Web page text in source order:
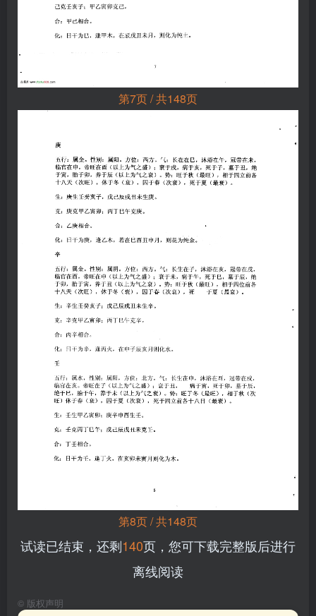
第7页 / 共148页
第8页 / 共148页
试读已结束，还剩140页，您可下载完整版后进行
离线阅读
© 版权声明